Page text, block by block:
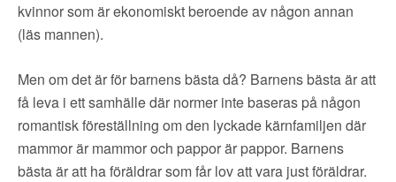
kvinnor som är ekonomiskt beroende av någon annan
(läs mannen).
Men om det är för barnens bästa då? Barnens bästa är att
få leva i ett samhälle där normer inte baseras på någon
romantisk föreställning om den lyckade kärnfamiljen där
mammor är mammor och pappor är pappor. Barnens
bästa är att ha föräldrar som får lov att vara just föräldrar.